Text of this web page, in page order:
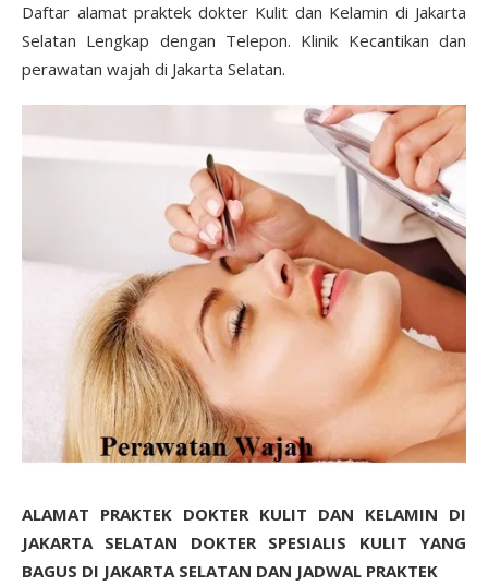
Daftar alamat praktek dokter Kulit dan Kelamin di Jakarta
Selatan Lengkap dengan Telepon. Klinik Kecantikan dan
perawatan wajah di Jakarta Selatan.
ALAMAT PRAKTEK DOKTER KULIT DAN KELAMIN DI
JAKARTA SELATAN DOKTER SPESIALIS KULIT YANG
BAGUS DI JAKARTA SELATAN DAN JADWAL PRAKTEK